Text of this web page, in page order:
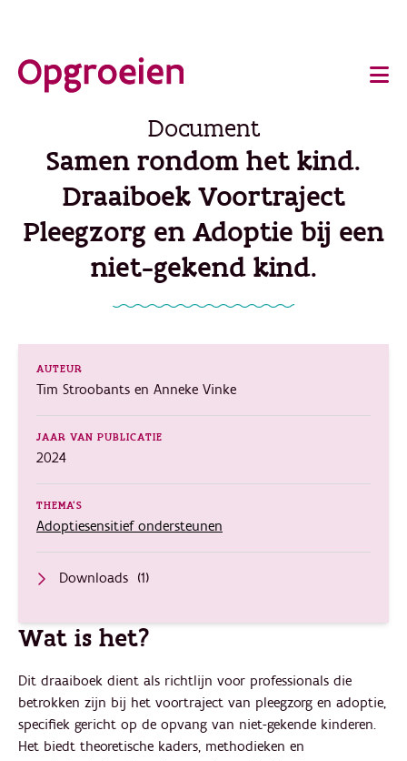
direct
Main
Document
Samen rondom het kind.
Draaiboek Voortraject
Pleegzorg en Adoptie bij een
niet-gekend kind.
Wat is het?
Dit draaiboek dient als richtlijn voor professionals die
betrokken zijn bij het voortraject van pleegzorg en adoptie,
specifiek gericht op de opvang van niet-gekende kinderen.
Het biedt theoretische kaders, methodieken en
AUTEUR
Tim Stroobants en Anneke Vinke
JAAR VAN PUBLICATIE
2024
THEMA'S
Adoptiesensitief ondersteunen
Downloads (1)